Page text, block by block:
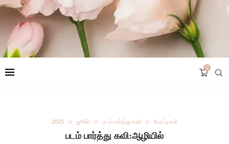
0
2025 ஜூன் படம் பார்த்து கவி போட்டிகள்
படம் பார்த்து கவி:ஆழியில்